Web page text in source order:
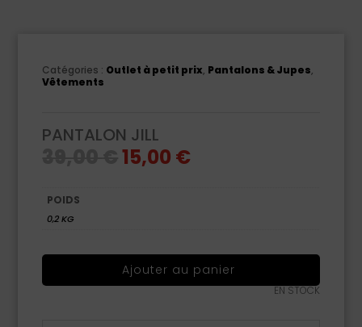
Catégories : Outlet à petit prix, Pantalons & Jupes,
Vêtements
PANTALON JILL
Le
prix
15,00 €Le
prix
POIDS
0,2 KG
Ajouter au panier
EN STOCK